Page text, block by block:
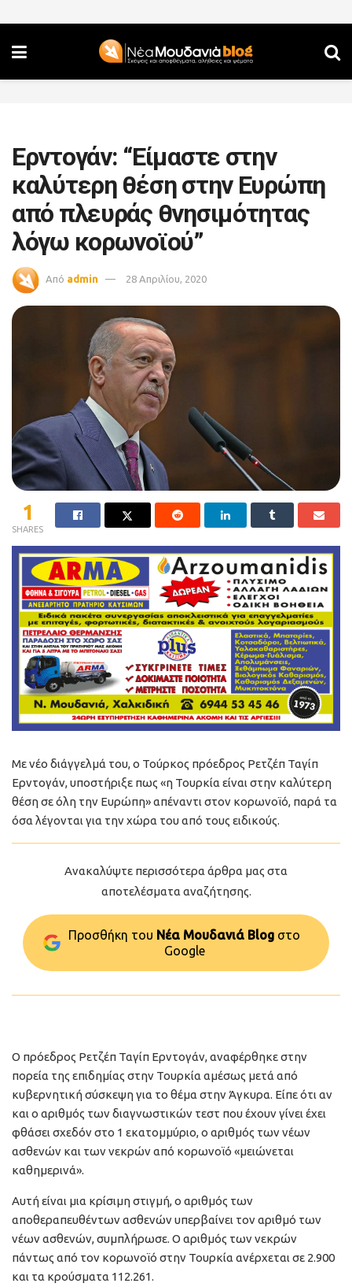
Ερντογάν: “Είμαστε στην
καλύτερη θέση στην Ευρώπη
από πλευράς θνησιμότητας
λόγω κορωνοϊού”
Από admin 28 Απριλίου, 2020
1
SHARES
Με νέο διάγγελμά του, ο Τούρκος πρόεδρος Ρετζέπ Ταγίπ
Ερντογάν, υποστήριξε πως «η Τουρκία είναι στην καλύτερη
θέση σε όλη την Ευρώπη» απέναντι στον κορωνοϊό, παρά τα
όσα λέγονται για την χώρα του από τους ειδικούς.
Ανακαλύψτε περισσότερα άρθρα μας στα
αποτελέσματα αναζήτησης.
Προσθήκη του Νέα Μουδανιά Blog στo
Google
Ο πρόεδρος Ρετζέπ Ταγίπ Ερντογάν, αναφέρθηκε στην
πορεία της επιδημίας στην Τουρκία αμέσως μετά από
κυβερνητική σύσκεψη για το θέμα στην Άγκυρα. Είπε ότι αν
και ο αριθμός των διαγνωστικών τεστ που έχουν γίνει έχει
φθάσει σχεδόν στο 1 εκατομμύριο, ο αριθμός των νέων
ασθενών και των νεκρών από κορωνοϊό «μειώνεται
καθημερινά».
Αυτή είναι μια κρίσιμη στιγμή, ο αριθμός των
αποθεραπευθέντων ασθενών υπερβαίνει τον αριθμό των
νέων ασθενών, συμπλήρωσε. Ο αριθμός των νεκρών
πάντως από τον κορωνοϊό στην Τουρκία ανέρχεται σε 2.900
και τα κρούσματα 112.261.